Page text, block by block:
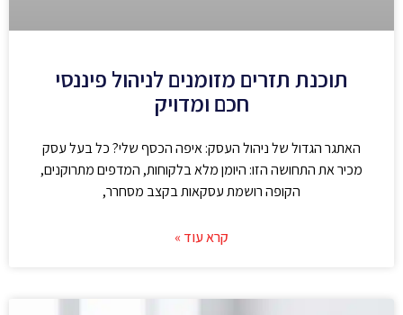
תוכנת תזרים מזומנים לניהול פיננסי
חכם ומדויק
האתגר הגדול של ניהול העסק: איפה הכסף שלי? כל בעל עסק
מכיר את התחושה הזו: היומן מלא בלקוחות, המדפים מתרוקנים,
הקופה רושמת עסקאות בקצב מסחרר,
קרא עוד »